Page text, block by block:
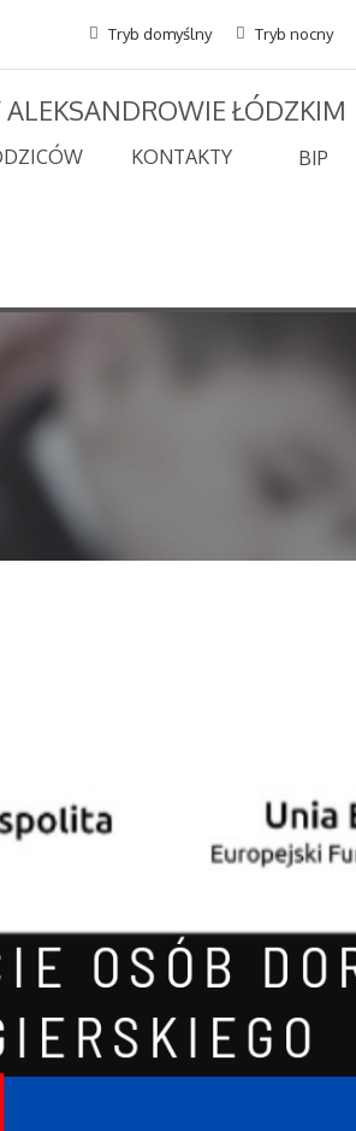
Tryb domyślny Tryb nocny
ALEKSANDROWIE ŁÓDZKIM
KONTAKTY BIP